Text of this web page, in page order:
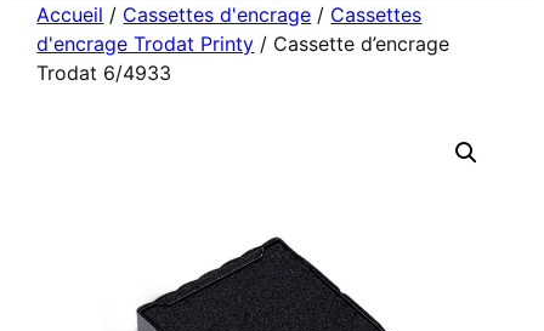
Accueil / Cassettes d'encrage / Cassettes
d'encrage Trodat Printy / Cassette d’encrage
Trodat 6/4933